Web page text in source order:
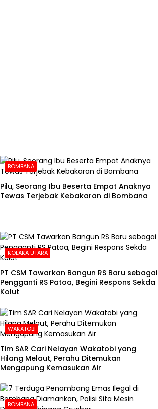
BOMBANA
Pilu, Seorang Ibu Beserta Empat Anaknya
Tewas Terjebak Kebakaran di Bombana
KOLAKA UTARA
PT CSM Tawarkan Bangun RS Baru sebagai
Pengganti RS Patoa, Begini Respons Sekda
Kolut
WAKATOBI
Tim SAR Cari Nelayan Wakatobi yang
Hilang Melaut, Perahu Ditemukan
Mengapung Kemasukan Air
BOMBANA